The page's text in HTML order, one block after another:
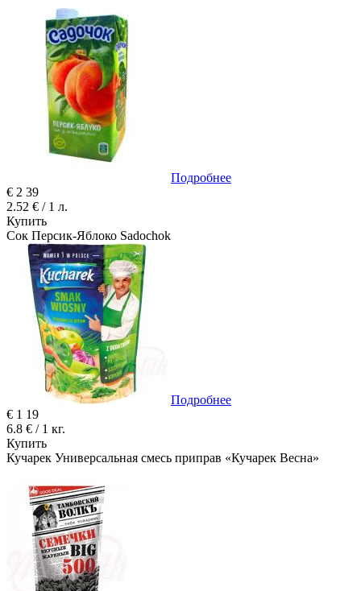
Подробнее
€ 2 39
2.52 € / 1 л.
Купить
Сок Персик-Яблоко Sadochok
Подробнее
€ 1 19
6.8 € / 1 кг.
Купить
Кучарек Универсальная смесь приправ «Кучарек Весна»